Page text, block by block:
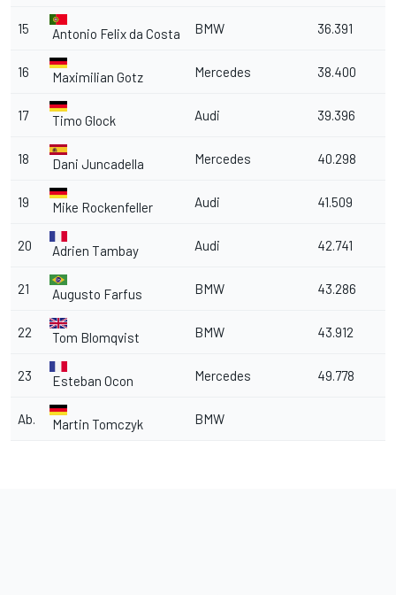
15 Antonio Felix da Costa BMW 36.391
16 Maximilian Gotz Mercedes 38.400
17 Timo Glock Audi 39.396
18 Dani Juncadella Mercedes 40.298
19 Mike Rockenfeller Audi 41.509
20 Adrien Tambay Audi 42.741
21 Augusto Farfus BMW 43.286
22 Tom Blomqvist BMW 43.912
23 Esteban Ocon Mercedes 49.778
Ab. Martin Tomczyk BMW